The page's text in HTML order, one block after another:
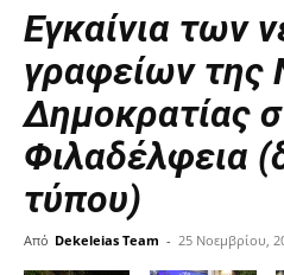
Εγκαίνια των
γραφείων της
Δημοκρατίας
Φιλαδέλφεια
τύπου)
Από Dekeleias Team - 25 Νοεμβρίου,